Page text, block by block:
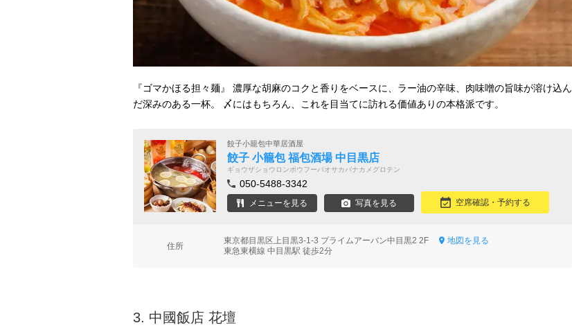
『ゴマかほる担々麺』 濃厚な胡麻のコクと香りをベースに、ラー油の辛味、肉味噌の旨味が溶け込ん
だ深みのある一杯。 〆にはもちろん、これを目当てに訪れる価値ありの本格派です。
餃子小籠包中華居酒屋
餃子 小籠包 福包酒場 中目黒店
ギョウザショウロンポウフーパオサカバナカメグロテン
050-5488-3342
メニューを見る 写真を見る 空席確認・予約する
住所
東京都目黒区上目黒3-1-3 プライムアーバン中目黒2 2F
地図を見る
東急東横線 中目黒駅 徒歩2分
3. 中國飯店 花壇